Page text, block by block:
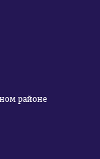
районе